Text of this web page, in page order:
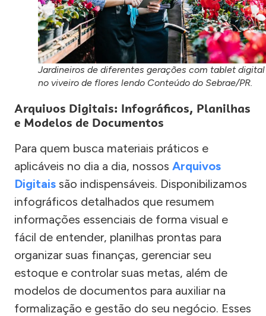
Jardineiros de diferentes gerações com tablet digital
no viveiro de flores lendo Conteúdo do Sebrae/PR.
Arquivos Digitais: Infográficos, Planilhas
e Modelos de Documentos
Para quem busca materiais práticos e
aplicáveis no dia a dia, nossos Arquivos
Digitais são indispensáveis. Disponibilizamos
infográficos detalhados que resumem
informações essenciais de forma visual e
fácil de entender, planilhas prontas para
organizar suas finanças, gerenciar seu
estoque e controlar suas metas, além de
modelos de documentos para auxiliar na
formalização e gestão do seu negócio. Esses